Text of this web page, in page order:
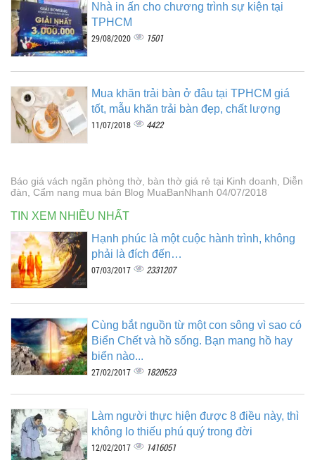
Nhà in ấn cho chương trình sự kiện tại
TPHCM
29/08/2020 1501
Mua khăn trải bàn ở đâu tại TPHCM giá
tốt, mẫu khăn trải bàn đẹp, chất lượng
11/07/2018 4422
Báo giá vách ngăn phòng thờ, bàn thờ giá rẻ tại Kinh doanh, Diễn
đàn, Cẩm nang mua bán Blog MuaBanNhanh 04/07/2018
TIN XEM NHIỀU NHẤT
Hạnh phúc là một cuộc hành trình, không
phải là đích đến…
07/03/2017 2331207
Cùng bắt nguồn từ một con sông vì sao có
Biển Chết và hồ sống. Bạn mang hồ hay
biển nào...
27/02/2017 1820523
Làm người thực hiện được 8 điều này, thì
không lo thiếu phú quý trong đời
12/02/2017 1416051